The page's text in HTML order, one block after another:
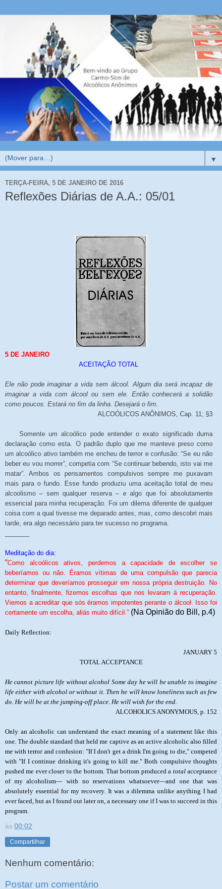
▼
TERÇA-FEIRA, 5 DE JANEIRO DE 2016
Reflexões Diárias de A.A.: 05/01
5 DE JANEIRO
ACEITAÇÃO TOTAL
Ele não pode imaginar a vida sem álcool. Algum dia será incapaz de
imaginar a vida com álcool ou sem ele. Então conhecerá a solidão
como poucos. Estará no fim da linha. Desejará o fim.
ALCOÓLICOS ANÔNIMOS, Cap. 11; §3
Somente um alcoólico pode entender o exato significado duma
declaração como esta. O padrão duplo que me manteve preso como
um alcoólico ativo também me encheu de terror e confusão: “Se eu não
beber eu vou morrer”, competia com “Se continuar bebendo, isto vai me
matar”. Ambos os pensamentos compulsivos sempre me puxavam
mais para o fundo. Esse fundo produziu uma aceitação total de meu
alcoolismo – sem qualquer reserva – e algo que foi absolutamente
essencial para minha recuperação. Foi um dilema diferente de qualquer
coisa com a qual tivesse me deparado antes, mas, como descobri mais
tarde, era algo necessário para ter sucesso no programa.
Meditação do dia:
“Como alcoólicos ativos, perdemos a capacidade de escolher se
beberíamos ou não. Éramos vítimas de uma compulsão que parecia
determinar que deveríamos prosseguir em nossa própria destruição. No
entanto, finalmente, fizemos escolhas que nos levaram à recuperação.
Viemos a acreditar que sós éramos impotentes perante o álcool. Isso foi
certamente um escolha, aliás muito difícil.” (Na Opinião do Bill, p.4)
Daily Reflection:
JANUARY 5
TOTAL ACCEPTANCE
He cannot picture life without alcohol Some day he will be unable to imagine
life either with alcohol or without it. Then he will know loneliness such as few
do. He will be at the jumping-off place. He will wish for the end.
ALCOHOLICS ANONYMOUS, p. 152
Only an alcoholic can understand the exact meaning of a statement like this
one. The double standard that held me captive as an active alcoholic also filled
me with terror and confusion: "If I don't get a drink I'm going to die," competed
with "If I continue drinking it's going to kill me." Both compulsive thoughts
pushed me ever closer to the bottom. That bottom produced a totalacceptance
of my alcoholism— with no reservations whatsoever—and one that was
absolutely essential for my recovery. It was a dilemma unlike anything I had
ever faced, but as I found out later on, a necessary one if I was to succeed in this
program.
às 00:02
Compartilhar
Nenhum comentário:
Postar um comentário